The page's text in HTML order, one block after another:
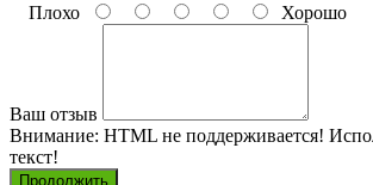
Плохо
Хорошо
Ваш отзыв
Внимание: HTML не поддерживается!
текст!
Продолжить